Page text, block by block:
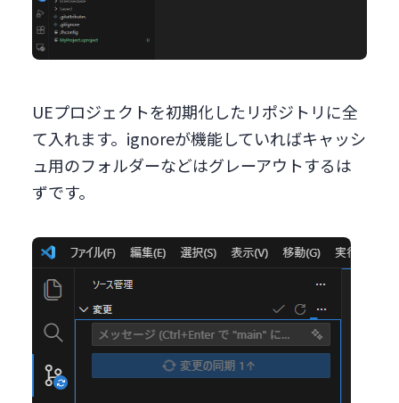
UEプロジェクトを初期化したリポジトリに全
て入れます。ignoreが機能していればキャッシ
ュ用のフォルダーなどはグレーアウトするは
ずです。